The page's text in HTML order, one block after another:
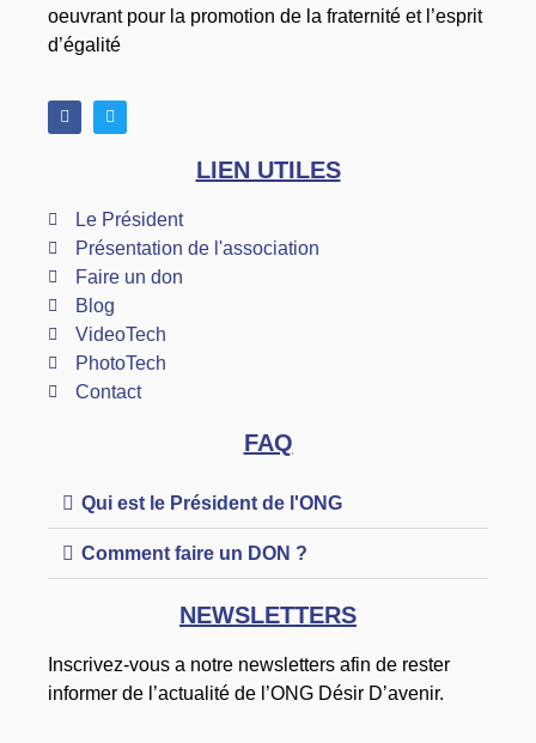
oeuvrant pour la promotion de la fraternité et l’esprit
d’égalité
LIEN UTILES
Le Président
Présentation de l'association
Faire un don
Blog
VideoTech
PhotoTech
Contact
FAQ
Qui est le Président de l'ONG
Comment faire un DON ?
NEWSLETTERS
Inscrivez-vous a notre newsletters afin de rester
informer de l’actualité de l’ONG Désir D’avenir.